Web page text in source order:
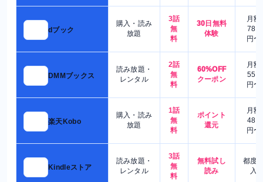
dブック
購入・読み
放題
3話
無
料
30日無料
体験
月額
780
円〜
DMMブックス
読み放題・
レンタル
2話
無
料
60%OFF
クーポン
月額
550
円〜
楽天Kobo
購入・読み
放題
1話
無
料
ポイント
還元
月額
480
円〜
Kindleストア
読み放題・
レンタル
3話
無
料
無料試し
読み
都度
入